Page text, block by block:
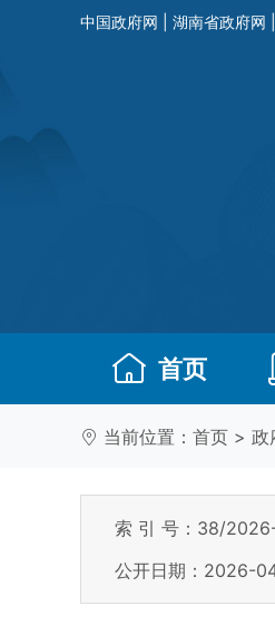
中国政府网 湖南省政府网
首页
当前位置： 首页 > 政
索 引 号：38/
公开日期：2026-